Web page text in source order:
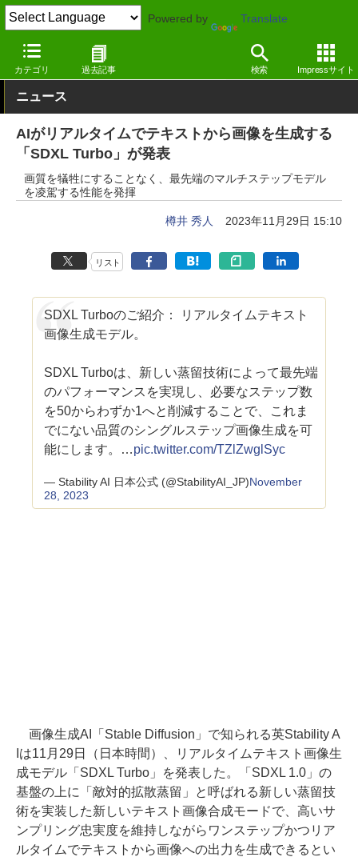
Powered by Translate
カテゴリ 過去記事 検索 Impressサイト
窓の杜 ジェネレーティブAI
ニュース
AIがリアルタイムでテキストから画像を生成する
「SDXL Turbo」が発表
画質を犠牲にすることなく、最先端のマルチステップモデル
を凌駕する性能を発揮
樽井 秀人 2023年11月29日 15:10
リスト
SDXL Turboのご紹介： リアルタイムテキスト
画像生成モデル。
SDXL Turboは、新しい蒸留技術によって最先端
のパフォーマンスを実現し、必要なステップ数
を50からわずか1へと削減することで、これま
でにない品質のシングルステップ画像生成を可
能にします。…pic.twitter.com/TZlZwglSyc
— Stability AI 日本公式 (@StabilityAI_JP)November
28, 2023
画像生成AI「Stable Diffusion」で知られる英Stability A
Iは11月29日（日本時間）、リアルタイムテキスト画像生
成モデル「SDXL Turbo」を発表した。「SDXL 1.0」の
基盤の上に「敵対的拡散蒸留」と呼ばれる新しい蒸留技
術を実装した新しいテキスト画像合成モードで、高いサ
ンプリング忠実度を維持しながらワンステップかつリア
ルタイムでテキストから画像への出力を生成できるとい